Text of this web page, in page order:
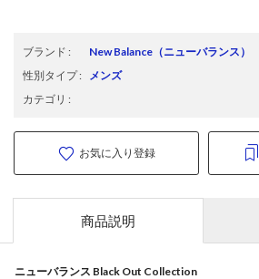
ブランド : New Balance （ニューバランス）
性別タイプ: メンズ
カテゴリ :
お気に入り登録
商品説明
ニューバランス Black Out Collection